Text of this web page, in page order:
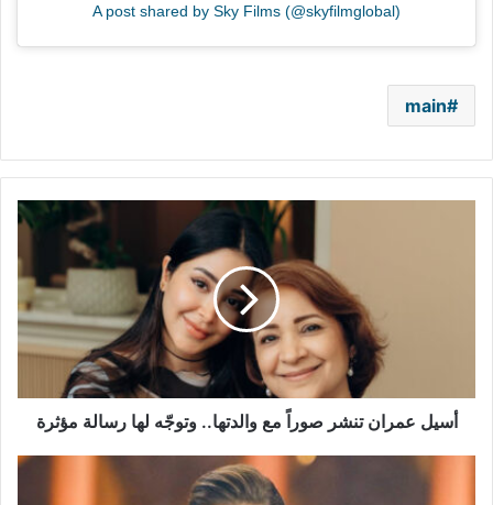
A post shared by Sky Films (@skyfilmglobal)
main
رسالة
مؤثرة
أسيل عمران تنشر صوراً مع والدتها.. وتوجّه لها رسالة مؤثرة